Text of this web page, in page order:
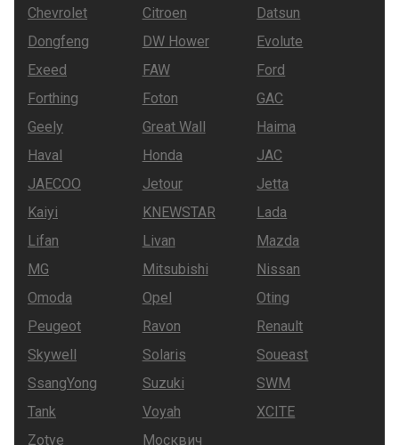
Chevrolet
Citroen
Datsun
Dongfeng
DW Hower
Evolute
Exeed
FAW
Ford
Forthing
Foton
GAC
Geely
Great Wall
Haima
Haval
Honda
JAC
JAECOO
Jetour
Jetta
Kaiyi
KNEWSTAR
Lada
Lifan
Livan
Mazda
MG
Mitsubishi
Nissan
Omoda
Opel
Oting
Peugeot
Ravon
Renault
Skywell
Solaris
Soueast
SsangYong
Suzuki
SWM
Tank
Voyah
XCITE
Zotye
Москвич